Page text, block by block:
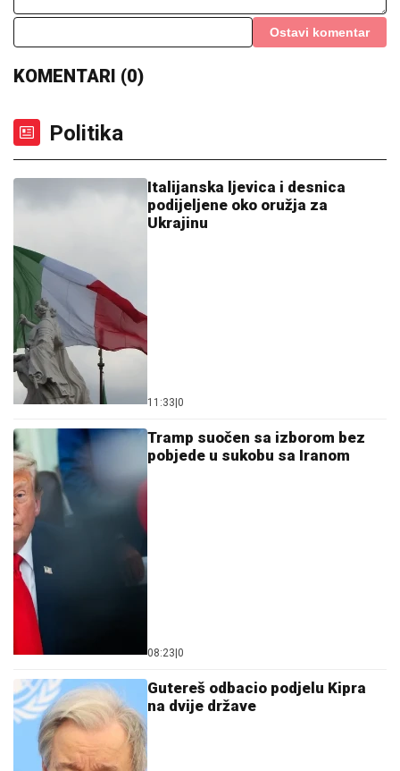
Ostavi komentar
KOMENTARI (0)
Politika
Italijanska ljevica i desnica
podijeljene oko oružja za
Ukrajinu
11:33|0
Tramp suočen sa izborom bez
pobjede u sukobu sa Iranom
08:23|0
Gutereš odbacio podjelu Kipra
na dvije države